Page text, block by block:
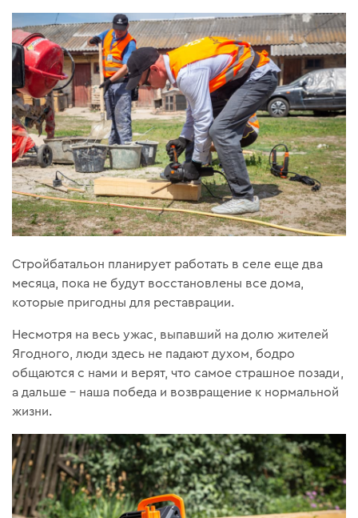
Стройбатальон планирует работать в селе еще два
месяца, пока не будут восстановлены все дома,
которые пригодны для реставрации.
Несмотря на весь ужас, выпавший на долю жителей
Ягодного, люди здесь не падают духом, бодро
общаются с нами и верят, что самое страшное позади,
а дальше – наша победа и возвращение к нормальной
жизни.